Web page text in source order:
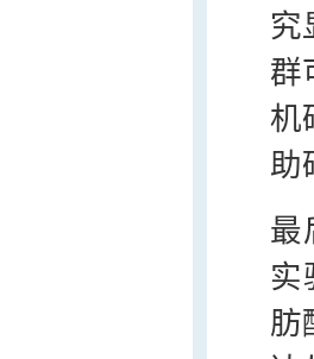
究
群
机
助
最
实
肪